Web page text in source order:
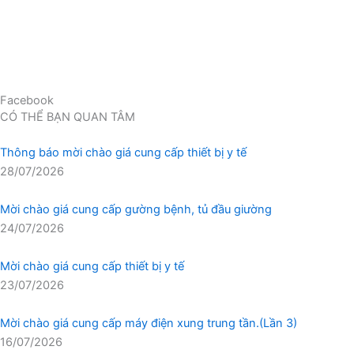
Facebook
CÓ THỂ BẠN QUAN TÂM
Thông báo mời chào giá cung cấp thiết bị y tế
28/07/2026
Mời chào giá cung cấp gường bệnh, tủ đầu giường
24/07/2026
Mời chào giá cung cấp thiết bị y tế
23/07/2026
Mời chào giá cung cấp máy điện xung trung tần.(Lần 3)
16/07/2026